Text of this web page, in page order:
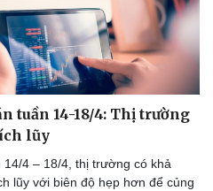
tuần 14-18/4: Thị trường
lũy
14/4 – 18/4, thị trường có khả
lũy với biên độ hẹp hơn để củng